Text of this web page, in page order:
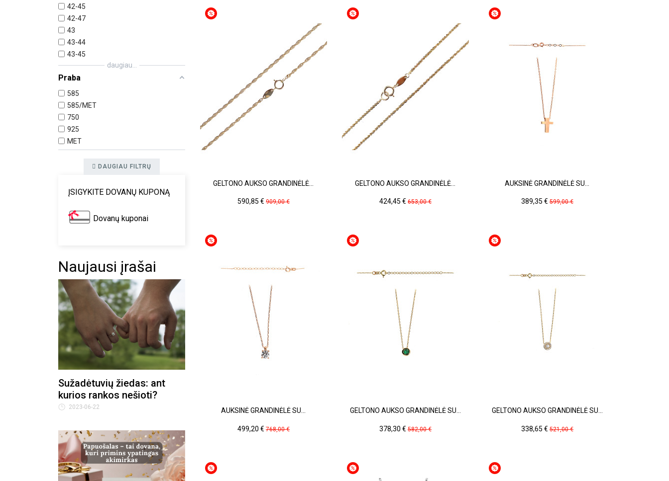
42-45
42-47
43
43-44
43-45
daugiau...
Praba
585
585/MET
750
925
MET
DAUGIAU FILTRŲ
ĮSIGYKITE DOVANŲ KUPONĄ
Dovanų kuponai
Naujausi įrašai
Sužadėtuvių žiedas: ant
kurios rankos nešioti?
2023-06-22
GELTONO AUKSO GRANDINĖLĖ...
Kaina
590,85 € Pradinė
909,00 €
GELTONO AUKSO GRANDINĖLĖ...
Kaina
424,45 € Pradinė
653,00 €
AUKSINĖ GRANDINĖLĖ SU...
Kaina
389,35 € Pradinė
599,00 €
AUKSINĖ GRANDINĖLĖ SU...
Kaina
499,20 € Pradinė
768,00 €
GELTONO AUKSO GRANDINĖLĖ SU...
Kaina
378,30 € Pradinė
582,00 €
GELTONO AUKSO GRANDINĖLĖ SU...
Kaina
338,65 € Pradinė
521,00 €